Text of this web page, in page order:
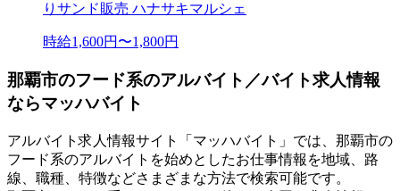
りサンド販売 ハナサキマルシェ
時給1,600円〜1,800円
那覇市のフード系のアルバイト／バイト求人情報
ならマッハバイト
アルバイト求人情報サイト「マッハバイト」では、那覇市の
フード系のアルバイトを始めとしたお仕事情報を地域、路
線、職種、特徴などさまざまな方法で検索可能です。